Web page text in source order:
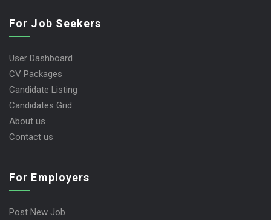
For Job Seekers
User Dashboard
CV Packages
Candidate Listing
Candidates Grid
About us
Contact us
For Employers
Post New Job